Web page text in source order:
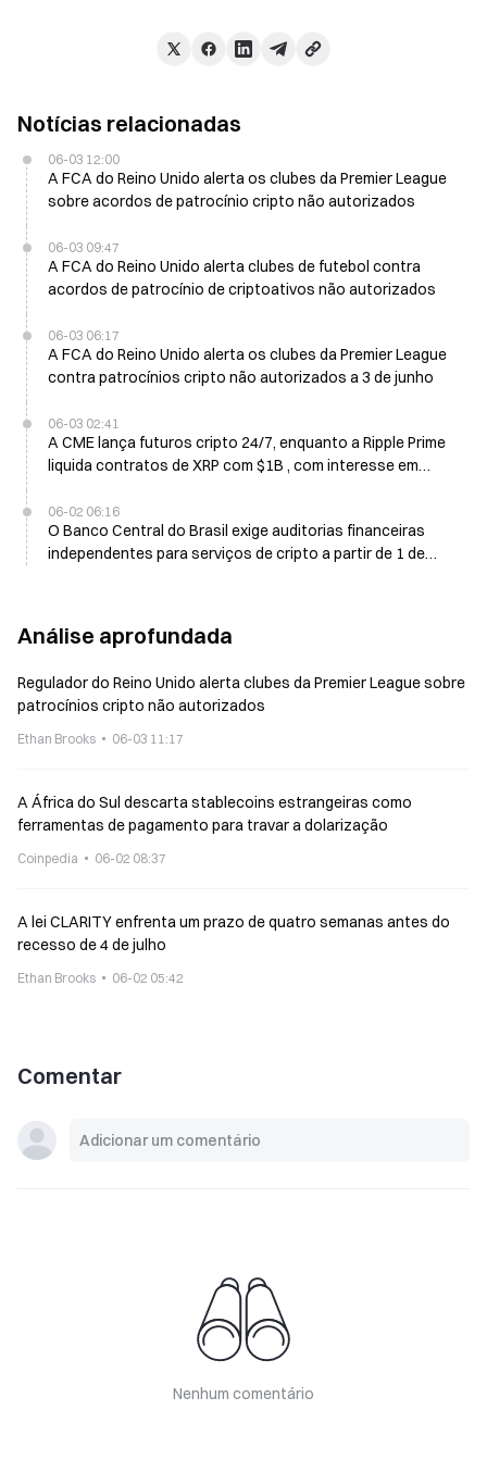
Notícias relacionadas
06-03 12:00
A FCA do Reino Unido alerta os clubes da Premier League
sobre acordos de patrocínio cripto não autorizados
06-03 09:47
A FCA do Reino Unido alerta clubes de futebol contra
acordos de patrocínio de criptoativos não autorizados
06-03 06:17
A FCA do Reino Unido alerta os clubes da Premier League
contra patrocínios cripto não autorizados a 3 de junho
06-03 02:41
A CME lança futuros cripto 24/7, enquanto a Ripple Prime
liquida contratos de XRP com $1B , com interesse em
06-02 06:16
O Banco Central do Brasil exige auditorias financeiras
independentes para serviços de cripto a partir de 1 de
Análise aprofundada
Regulador do Reino Unido alerta clubes da Premier League sobre
patrocínios cripto não autorizados
Ethan Brooks 06-03 11:17
A África do Sul descarta stablecoins estrangeiras como
ferramentas de pagamento para travar a dolarização
Coinpedia 06-02 08:37
A lei CLARITY enfrenta um prazo de quatro semanas antes do
recesso de 4 de julho
Ethan Brooks 06-02 05:42
Comentar
Nenhum comentário